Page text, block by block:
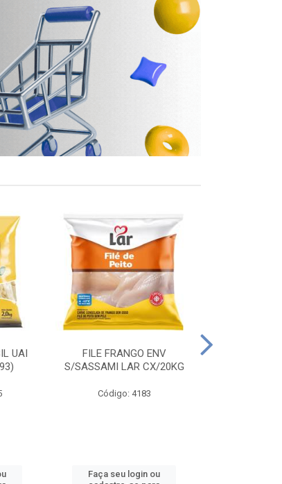
UAI
FILE FRANGO ENV
S/SASSAMI LAR CX/20KG
Código: 4183
Faça seu login ou